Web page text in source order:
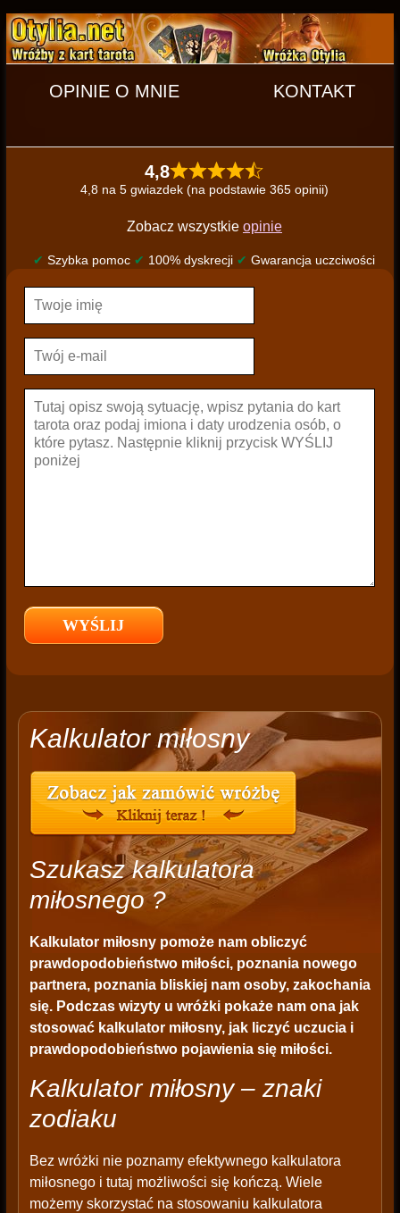
OPINIE O MNIE KONTAKT
4,8
4,8 na 5 gwiazdek (na podstawie 365 opinii)
Zobacz wszystkie opinie
✔ Szybka pomoc ✔ 100% dyskrecji ✔ Gwarancja uczciwości
Kalkulator miłosny
Szukasz kalkulatora
miłosnego ?
Kalkulator miłosny pomoże nam obliczyć
prawdopodobieństwo miłości, poznania nowego
partnera, poznania bliskiej nam osoby, zakochania
się. Podczas wizyty u wróżki pokaże nam ona jak
stosować kalkulator miłosny, jak liczyć uczucia i
prawdopodobieństwo pojawienia się miłości.
Kalkulator miłosny – znaki
zodiaku
Bez wróżki nie poznamy efektywnego kalkulatora
miłosnego i tutaj możliwości się kończą. Wiele
możemy skorzystać na stosowaniu kalkulatora